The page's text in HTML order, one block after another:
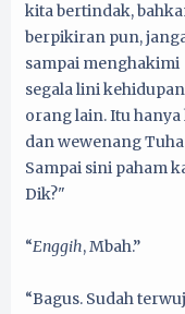
kita bertindak,
berpikiran pun,
sampai menghakimi
segala lini kehidupan
orang lain. Itu hanya
dan wewenang
Sampai sini paham
Dik?"
“Enggih, Mbah.”
“Bagus. Sudah